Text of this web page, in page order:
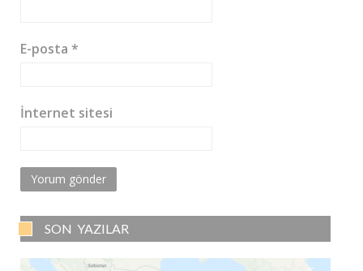
E-posta *
İnternet sitesi
SON YAZILAR